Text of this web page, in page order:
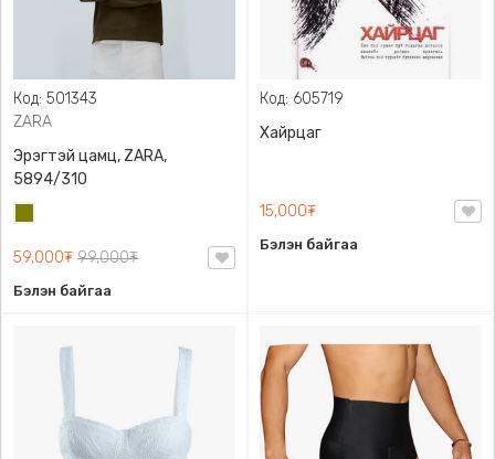
Код: 501343
ZARA
Эрэгтэй цамц, ZARA,
5894/310
59,000₮ 99,000₮
Бэлэн байгаа
Код: 605719
Хайрцаг
15,000₮
Бэлэн байгаа